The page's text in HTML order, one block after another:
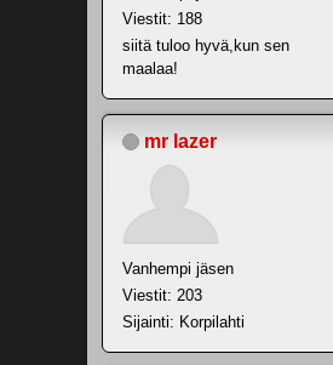
Viestit: 188
siitä tuloo hyvä,kun sen
maalaa!
mr lazer
Vanhempi jäsen
Viestit: 203
Sijainti: Korpilahti